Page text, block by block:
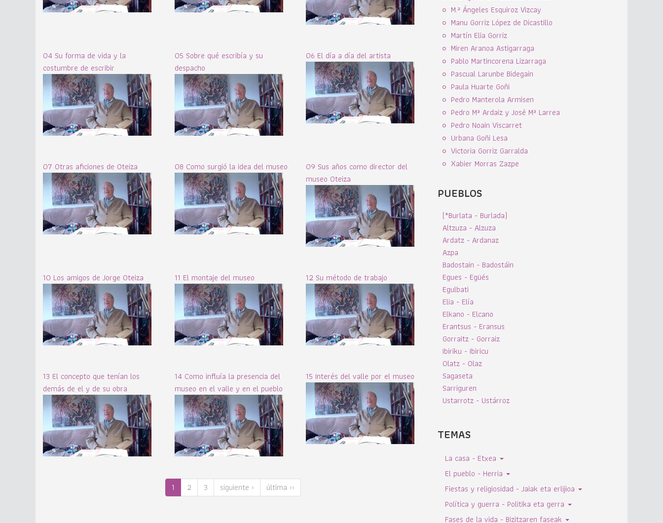
04 Su forma de vida y la
costumbre de escribir
05 Sobre qué escribía y su
despacho
06 El día a día del artista
07 Otras aficiones de Oteiza 08 Como surgió la idea del museo
09 Sus años como director del
museo Oteiza
10 Los amigos de Jorge Oteiza 11 El montaje del museo 12 Su método de trabajo
13 El concepto que tenían los
demás de el y de su obra
14 Como influía la presencia del
museo en el valle y en el pueblo
15 Interés del valle por el museo
1 2 3 siguiente › última ››
M.ª Ángeles Esquiroz Vizcay
Manu Gorriz López de Dicastillo
Martín Elia Gorriz
Miren Aranoa Astigarraga
Pablo Martincorena Lizarraga
Pascual Larunbe Bidegain
Paula Huarte Goñi
Pedro Manterola Armisen
Pedro Mª Ardaiz y José Mª Larrea
Pedro Noain Viscarret
Urbana Goñi Lesa
Victoria Gorriz Garralda
Xabier Morras Zazpe
PUEBLOS
(*Burlata - Burlada)
Altzuza - Alzuza
Ardatz - Ardanaz
Azpa
Badostain - Badostáin
Egues - Egüés
Egulbati
Elia - Elía
Elkano - Elcano
Erantsus - Eransus
Gorraitz - Gorraiz
Ibiriku - Ibiricu
Olatz - Olaz
Sagaseta
Sarriguren
Ustarrotz - Ustárroz
TEMAS
La casa - Etxea
El pueblo - Herria
Fiestas y religiosidad - Jaiak eta erlijioa
Política y guerra - Politika eta gerra
Fases de la vida - Bizitzaren faseak